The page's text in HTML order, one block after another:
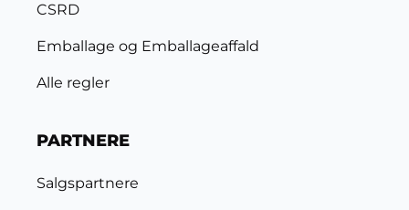
CSRD
Emballage og Emballageaffald
Alle regler
PARTNERE
Salgspartnere